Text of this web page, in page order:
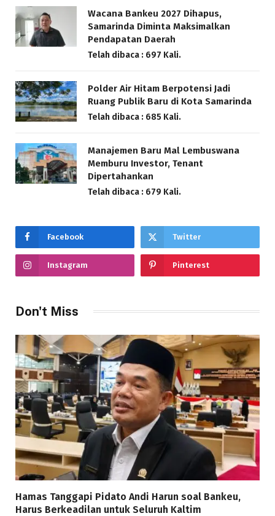
Wacana Bankeu 2027 Dihapus,
Samarinda Diminta Maksimalkan
Pendapatan Daerah
Telah dibaca : 697 Kali.
Polder Air Hitam Berpotensi Jadi
Ruang Publik Baru di Kota Samarinda
Telah dibaca : 685 Kali.
Manajemen Baru Mal Lembuswana
Memburu Investor, Tenant
Dipertahankan
Telah dibaca : 679 Kali.
Facebook Twitter
Instagram Pinterest
Don't Miss
Hamas Tanggapi Pidato Andi Harun soal Bankeu,
Harus Berkeadilan untuk Seluruh Kaltim